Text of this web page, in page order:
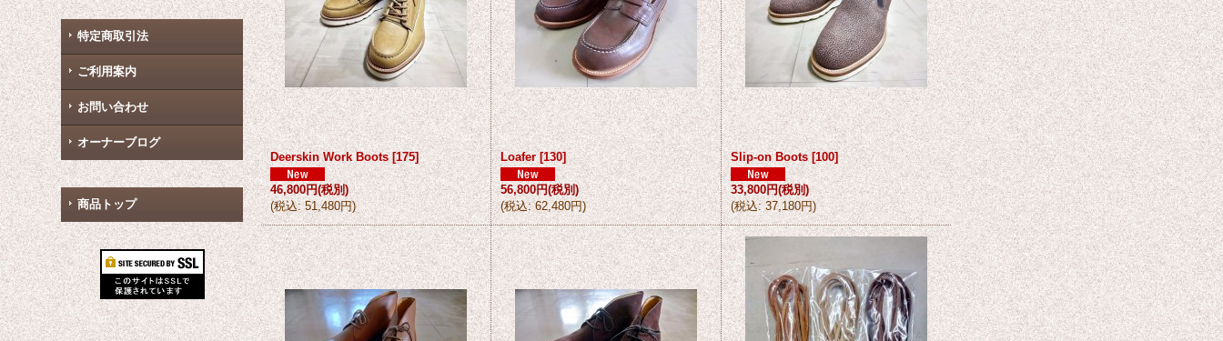
特定商取引法
ご利用案内
お問い合わせ
オーナーブログ
商品トップ
Deerskin Work Boots [175]
46,800円(税別)
(税込: 51,480円)
Loafer [130]
56,800円(税別)
(税込: 62,480円)
Slip-on Boots [100]
33,800円(税別)
(税込: 37,180円)